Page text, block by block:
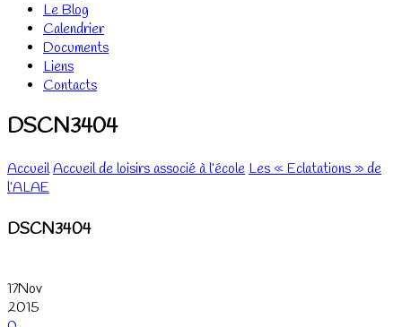
Le Blog
Calendrier
Documents
Liens
Contacts
DSCN3404
AccueilAccueil de loisirs associé à l’école Les « Eclatations » de
l’ALAE
DSCN3404
17Nov
2015